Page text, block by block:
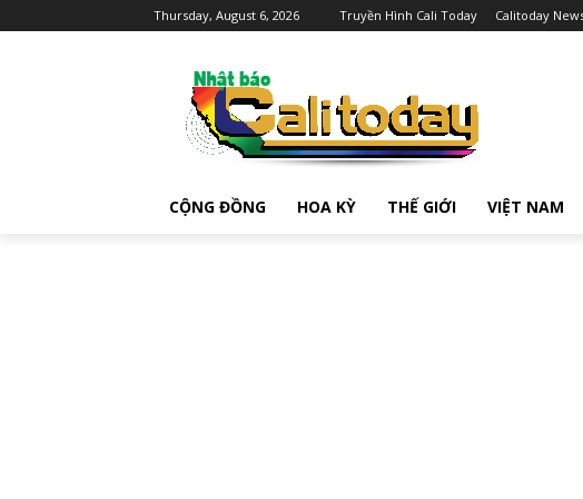
Thursday, August 6, 2026 Truyền Hình Cali Today Calitoday
CỘNG ĐỒNG HOA KỲ THẾ GIỚI VIỆT NAM